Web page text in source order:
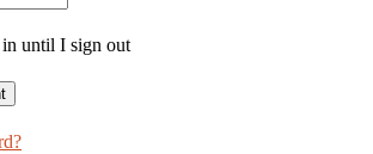
until I sign out